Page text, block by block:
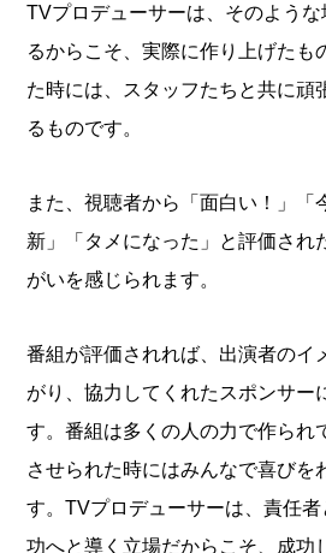
TVプロデューサーは、そのよう
るからこそ、実際に作り上げたも
た時には、スタッフたちと共に頑
るものです。
また、視聴者から「面白い！」「
新」「タメになった」と評価され
がいを感じられます。
番組が評価されれば、出演者のイ
がり、協力してくれたスポンサー
す。番組は多くの人の力で作られ
させられた時にはみんなで喜びを
す。TVプロデューサーは、責任
功へと導く立場だからこそ、成功